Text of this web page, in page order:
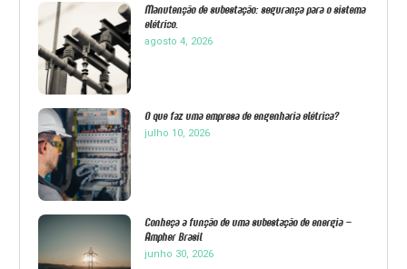
Manutenção de subestação: segurança para o sistema
elétrico.
agosto 4, 2026
O que faz uma empresa de engenharia elétrica?
julho 10, 2026
Conheça a função de uma subestação de energia –
Ampher Brasil
junho 30, 2026